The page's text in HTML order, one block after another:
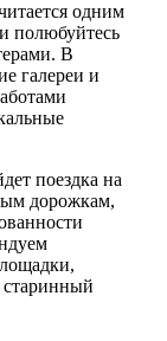
одним
полюбуйтесь
В
галереи и
поездка на
дорожкам,
старинный